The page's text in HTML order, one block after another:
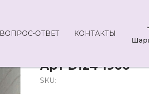
ВОПРОС-ОТВЕТ КОНТАКТЫ
Арт D124-1900
SKU: